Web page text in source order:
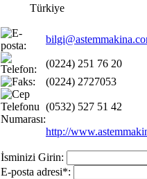
Türkiye
(0224) 251 76 20
(0224) 2727053
(0532) 527 51 42
http://
İsminizi Girin:
E-posta adresi*: